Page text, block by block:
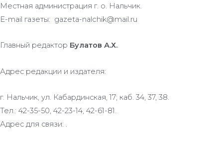
Местная администрация г. о. Нальчик.
E-mail газеты: gazeta-nalchik@mail.ru
Главный редактор Булатов А.Х.
Адрес редакции и издателя:
г. Нальчик, ул. Кабардинская, 17; каб. 34, 37, 38.
Тел.: 42-35-50, 42-23-14, 42-61-81.
Адрес для связи: .